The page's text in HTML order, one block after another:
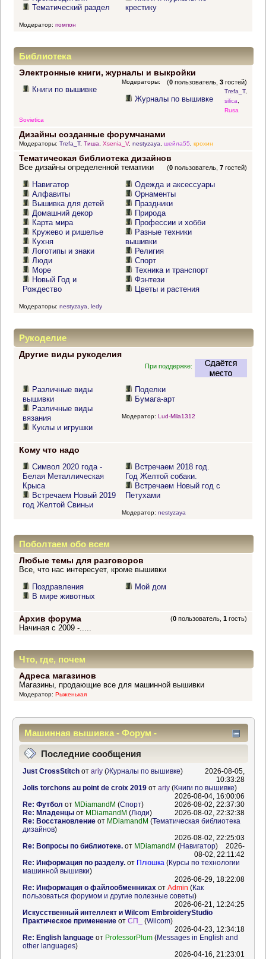
Тематический раздел
крестику
Модератор: помпон
Библиотека
Электронные книги, журналы и выкройки
(0 пользователь,3 гостей)
Книги по вышивке
Журналы по вышивке
Модераторы:
Trefa_T,
silica,
Rusa
Sovietica
Дизайны созданные форумчанами
Модераторы: Trefa_T, Тиша, Xsenia_V, nestyzaya, шейла55, крохин
Тематическая библиотека дизайнов
(0 пользователь,7 гостей)
Все дизайны определенной тематики
Навигатор
Алфавиты
Вышивка для детей
Домашний декор
Карта мира
Кружево и ришелье
Кухня
Логотипы и знаки
Люди
Море
Новый Год и
Рождество
Одежда и аксессуары
Орнаменты
Праздники
Природа
Профессии и хобби
Разные техники
вышивки
Религия
Спорт
Техника и транспорт
Фэнтези
Цветы и растения
Модераторы: nestyzaya ledy
Рукоделие
Другие виды рукоделия
При поддержке:
Различные виды
вышивки
Различные виды
вязания
Куклы и игрушки
Поделки
Бумага-арт
Модератор: Lud-Mila1312
Кому что надо
Символ 2020 года -
Белая Металлическая
Крыса
Встречаем Новый 2019
год Желтой Свиньи
Встречаем 2018 год.
Год Желтой собаки.
Встречаем Новый год с
Петухами
Модератор: nestyzaya
Поболтаем обо всем
Любые темы для разговоров
Все, что нас интересует, кроме вышивки
Поздравления
В мире животных
Мой дом
Архив форума (0 пользователь,1 гость)
Начиная с 2009 -.....
Что, где, почем
Адреса магазинов
Магазины, продающие все для машинной вышивки
Модератор: Рыженькая
Машинная вышивка - Форум -
Информационный центр
Последние сообщения
Just CrossStitchот ariy(Журналы по вышивке)
2026-08-05,
10:33:28
Jolis torchons au point de croix 2019от ariy(Книги по вышивке)
2026-08-04, 16:00:06
Re: Футбол от MDiamandM (Спорт)
2026-08-02, 22:37:30
Re: Младенцыот MDiamandM (Люди)
2026-08-02, 22:32:38
Re: Восстановлениеот MDiamandM (Тематическая библиотека
дизайнов)
2026-08-02, 22:25:03
Re: Вопросы по библиотеке.от MDiamandM (Навигатор)
2026-
08-02, 22:11:42
Re: Информация по разделу.от Плюшка (Курсы по технологии
машинной вышивки)
2026-06-29, 18:22:08
Re: Информация о файлообменникахот Admin (Как
пользоваться форумом и другие полезные советы)
2026-06-21, 12:24:25
Искусственный интеллект и Wilcom EmbroideryStudio
Практическое применениеот СП_ (Wilcom)
2026-04-23, 12:34:18
Re: English languageот ProfessorPlum(Messages in English and
other languages)
2026-04-16, 21:23:01